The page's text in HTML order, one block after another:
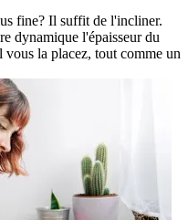
fine? Il suffit de l'incliner.
dynamique l'épaisseur du
la placez, tout comme un